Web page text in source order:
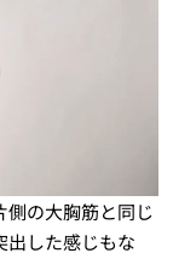
の大胸筋と同じ
出した感じもな